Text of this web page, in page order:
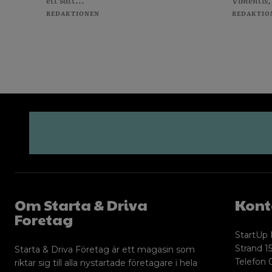
REDAKTIONEN
Om Starta & Driva
Foretag
Starta & Driva Företag är ett magasin som
riktar sig till alla nystartade företagare i hela
StartUp
Strand
Telefon